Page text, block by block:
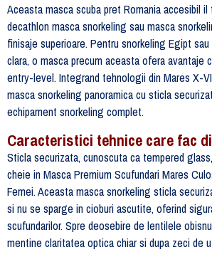
Aceasta masca scuba pret Romania accesibil
decathlon masca snorkeling sau masca
finisaje superioare. Pentru snorkeling Egipt
clara, o masca precum aceasta ofera avantaje
entry-level. Integrand tehnologii din Mares X-
masca snorkeling panoramica cu sticla
echipament snorkeling complet.
Caracteristici tehnice care fac
Sticla securizata, cunoscuta ca tempered
cheie in Masca Premium Scufundari Mares
Femei. Aceasta masca snorkeling sticla
si nu se sparge in cioburi ascutite, oferind
scufundarilor. Spre deosebire de lentilele
mentine claritatea optica chiar si dupa zeci de